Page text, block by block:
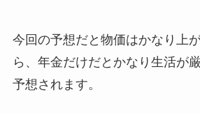
今回の予想だと物価はかなり上
ら、年金だけだとかなり生活が
予想されます。